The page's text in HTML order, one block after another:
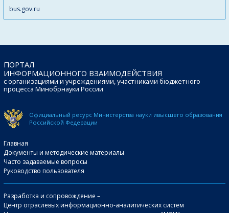
bus.gov.ru
ПОРТАЛ
ИНФОРМАЦИОННОГО ВЗАИМОДЕЙСТВИЯ
с организациями и учреждениями, участниками бюджетного
процесса Минобрнауки России
Официальный ресурс Министерства науки ивысшего образования
Российской Федерации
Главная
Документы и методические материалы
Часто задаваемые вопросы
Руководство пользователя
Разработка и сопровождение –
Центр отраслевых информационно-аналитических систем